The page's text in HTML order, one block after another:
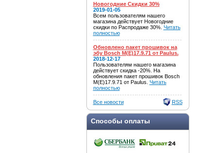
Новогодние Скидки 30%
2019-01-05
Всем пользователям нашего
магазина действует Новогодние
скидки по Распродаже 30%. Читать
полностью
Обновлено пакет прошивок на
эбу Bosch M(E)17.9.71 от Paulus.
2018-12-17
Пользователям нашего магазина
действует скидка -20%. На
обновления пакет прошивок Bosch
M(E)17.9.71 от Paulus. Читать
полностью
Все новости RSS
Способы оплаты